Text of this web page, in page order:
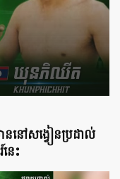
នៅសង្វៀនប្រដាល់
េះ